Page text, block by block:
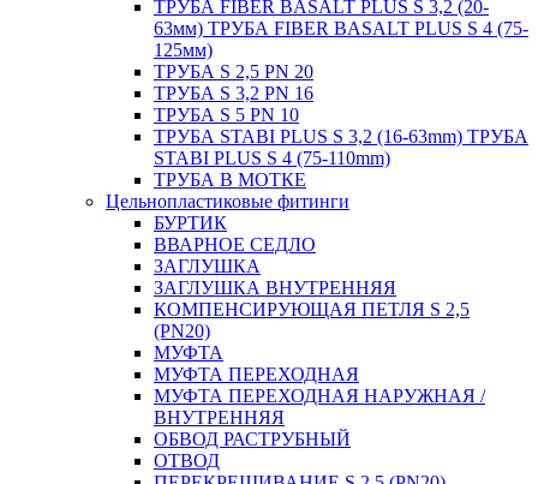
ТРУБА FIBER BASALT PLUS S 3,2 (20-
63мм) ТРУБА FIBER BASALT PLUS S 4 (75-
125мм)
ТРУБА S 2,5 PN 20
ТРУБА S 3,2 PN 16
ТРУБА S 5 PN 10
ТРУБА STABI PLUS S 3,2 (16-63mm) ТРУБА
STABI PLUS S 4 (75-110mm)
ТРУБА В МОТКЕ
Цельнопластиковые фитинги
БУРТИК
ВВАРНОЕ СЕДЛО
ЗАГЛУШКА
ЗАГЛУШКА ВНУТРЕННЯЯ
КОМПЕНСИРУЮЩАЯ ПЕТЛЯ S 2,5
(PN20)
МУФТА
МУФТА ПЕРЕХОДНАЯ
МУФТА ПЕРЕХОДНАЯ НАРУЖНАЯ /
ВНУТРЕННЯЯ
ОБВОД РАСТРУБНЫЙ
ОТВОД